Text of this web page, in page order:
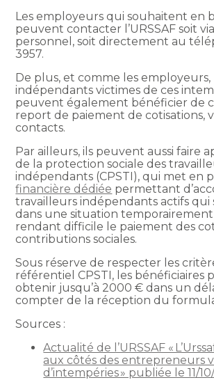
Les employeurs qui souhaitent en
peuvent contacter l’URSSAF soit
personnel, soit directement au
3957.
De plus, et comme les
indépendants victimes de ces
peuvent également bénéficier de
report de paiement de cotisations,
contacts.
Par ailleurs, ils peuvent aussi faire
de la protection sociale des
indépendants (CPSTI), qui met en
financière dédiée permettant
travailleurs indépendants actifs
dans une situation
rendant difficile le paiement des
contributions sociales.
Sous réserve de respecter les
référentiel CPSTI, les bénéficiaires
obtenir jusqu’à 2000 € dans un
compter de la réception du
Sources :
Actualité de l’URSSAF «
aux côtés des entrepreneurs
d’intempéries » publiée le 11/